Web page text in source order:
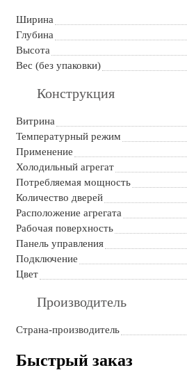
Ширина
Глубина
Высота
Вес (без упаковки)
Конструкция
Витрина
Температурный режим
Применение
Холодильный агрегат
Потребляемая мощность
Количество дверей
Расположение агрегата
Рабочая поверхность
Панель управления
Подключение
Цвет
Производитель
Страна-производитель
Быстрый заказ